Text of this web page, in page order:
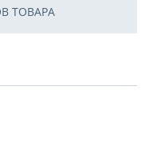
ТОВАРА